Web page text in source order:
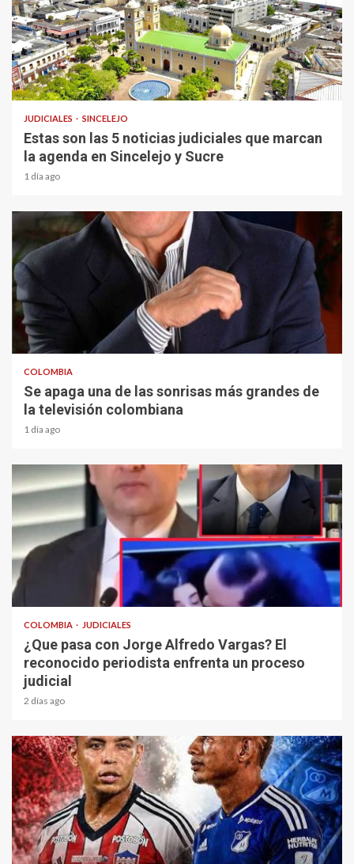
1 min read
JUDICIALES SINCELEJO
Estas son las 5 noticias judiciales que marcan
la agenda en Sincelejo y Sucre
1 día ago
1 min read
COLOMBIA
Se apaga una de las sonrisas más grandes de
la televisión colombiana
1 día ago
COLOMBIA JUDICIALES
¿Que pasa con Jorge Alfredo Vargas? El
reconocido periodista enfrenta un proceso
judicial
2 días ago
2 min read